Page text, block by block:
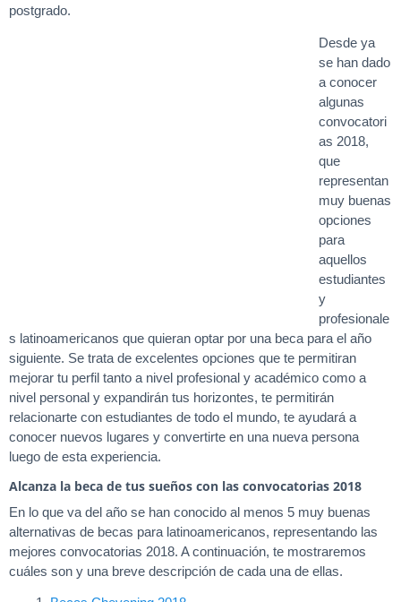
postgrado.
Desde ya
se han dado
a conocer
algunas
convocatori
as 2018,
que
representan
muy buenas
opciones
para
aquellos
estudiantes
y
profesionale
s latinoamericanos que quieran optar por una beca para el año
siguiente. Se trata de excelentes opciones que te permitiran
mejorar tu perfil tanto a nivel profesional y académico como a
nivel personal y expandirán tus horizontes, te permitirán
relacionarte con estudiantes de todo el mundo, te ayudará a
conocer nuevos lugares y convertirte en una nueva persona
luego de esta experiencia.
Alcanza la beca de tus sueños con las convocatorias 2018
En lo que va del año se han conocido al menos 5 muy buenas
alternativas de becas para latinoamericanos, representando las
mejores convocatorias 2018. A continuación, te mostraremos
cuáles son y una breve descripción de cada una de ellas.